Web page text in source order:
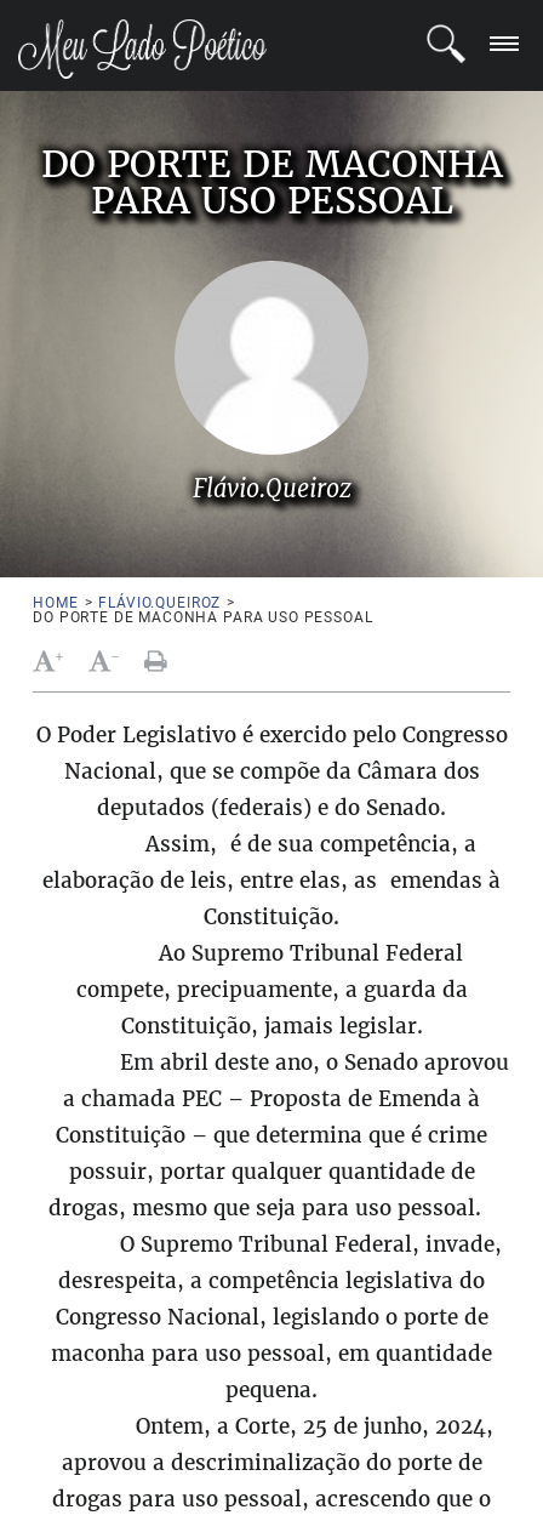
REGISTRO
DO PORTE DE MACONHA
PARA USO PESSOAL
Flávio.Queiroz
HOME > FLÁVIO.QUEIROZ >
DO PORTE DE MACONHA PARA USO PESSOAL
+ -
O Poder Legislativo é exercido pelo Congresso
Nacional, que se compõe da Câmara dos
deputados (federais) e do Senado.
Assim, é de sua competência, a
elaboração de leis, entre elas, as emendas à
Constituição.
Ao Supremo Tribunal Federal
compete, precipuamente, a guarda da
Constituição, jamais legislar.
Em abril deste ano, o Senado aprovou
a chamada PEC – Proposta de Emenda à
Constituição – que determina que é crime
possuir, portar qualquer quantidade de
drogas, mesmo que seja para uso pessoal.
O Supremo Tribunal Federal, invade,
desrespeita, a competência legislativa do
Congresso Nacional, legislando o porte de
maconha para uso pessoal, em quantidade
pequena.
Ontem, a Corte, 25 de junho, 2024,
aprovou a descriminalização do porte de
drogas para uso pessoal, acrescendo que o